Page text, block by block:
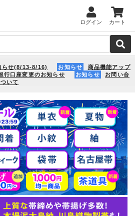
ログイン カート
らせ(8/13-8/16) お知らせ
商品機能アップ
行口座変更のお知らせ お知らせ
お問い合
いて